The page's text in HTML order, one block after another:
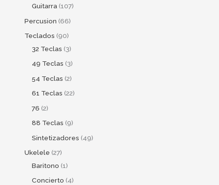
Guitarra 107
Percusion 66
Teclados 90
32 Teclas 3
49 Teclas 3
54 Teclas 2
61 Teclas 22
76 2
88 Teclas 9
Sintetizadores 49
Ukelele 27
Baritono 1
Concierto 4